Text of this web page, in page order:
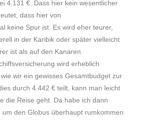
4.131 €. Dass hier kein wesentlicher
dass hier von
keine Spur ist. Es wird eher teurer,
in der Karibik oder später vielleicht
ist als auf den Kanaren.
wird erheblich
wir ein gewisses Gesamtbudget zur
durch 4.442 € teilt, kann man leicht
die Reise geht. Da habe ich dann
um den Globus überhaupt rumkommen